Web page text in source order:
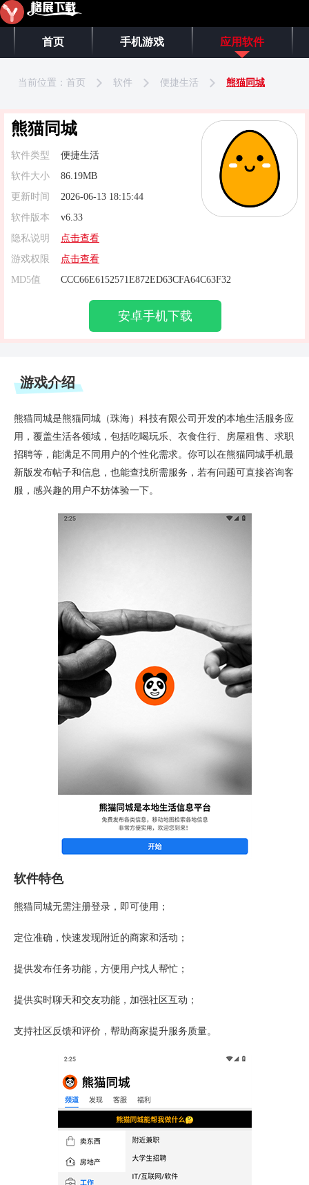
首页 手机游戏 应用软件
当前位置： 首页 软件 便捷生活 熊猫同城
熊猫同城
软件类型
便捷生活
软件大小
86.19MB
更新时间
2026-06-13 18:15:44
软件版本
v6.33
隐私说明
点击查看
游戏权限
点击查看
MD5值
CCC66E6152571E872ED63CFA64C63F32
安卓手机下载
游戏介绍
熊猫同城是熊猫同城（珠海）科技有限公司开发的本地生活服务应
用，覆盖生活各领域，包括吃喝玩乐、衣食住行、房屋租售、求职
招聘等，能满足不同用户的个性化需求。你可以在熊猫同城手机最
新版发布帖子和信息，也能查找所需服务，若有问题可直接咨询客
服，感兴趣的用户不妨体验一下。
软件特色
熊猫同城无需注册登录，即可使用；
定位准确，快速发现附近的商家和活动；
提供发布任务功能，方便用户找人帮忙；
提供实时聊天和交友功能，加强社区互动；
支持社区反馈和评价，帮助商家提升服务质量。